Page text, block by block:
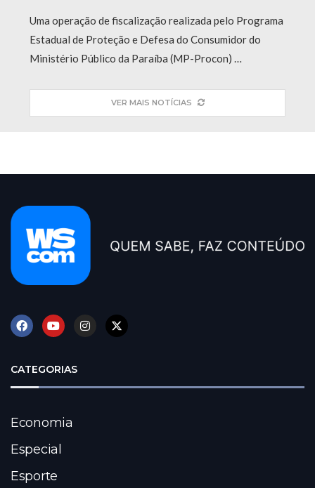
Uma operação de fiscalização realizada pelo Programa
Estadual de Proteção e Defesa do Consumidor do
Ministério Público da Paraíba (MP-Procon) …
VER MAIS NOTÍCIAS
CATEGORIAS
Economia
Especial
Esporte